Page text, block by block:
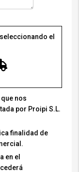
el
nos
por Proipi S.L.
finalidad de
en el